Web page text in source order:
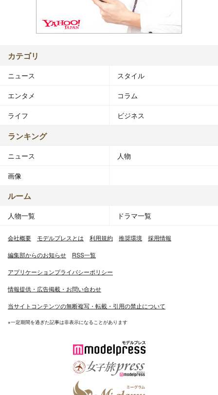
カテゴリ
ニュース スタイル
エンタメ コラム
ライフ ビジネス
ランキング
ニュース 人物
画像
ルーム
人物一覧 ドラマ一覧
会社概要 モデルプレスとは 利用規約 推奨環境 採用情報
編集部からのお知らせ RSS一覧
アプリケーションプライバシーポリシー
情報提供・広告掲載・お問い合わせ
当サイトコンテンツの無断複写・転載・引用の禁止について
※一定期間を過ぎた記事は非表示になることがあります